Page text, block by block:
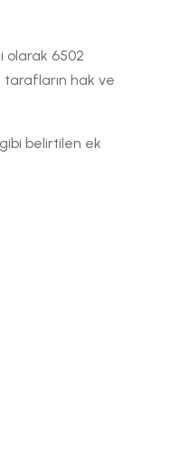
olarak 6502
tarafların hak ve
belirtilen ek